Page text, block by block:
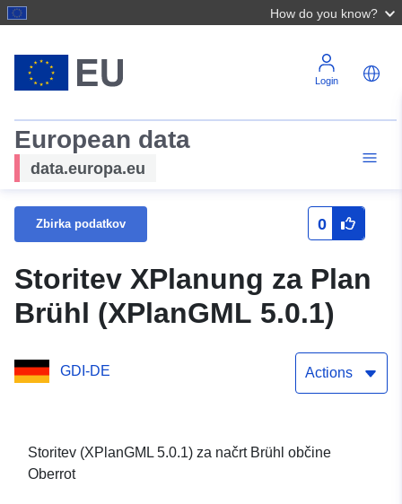
How do you know?
Login
European data
data.europa.eu
Zbirka podatkov 0
Storitev XPlanung za Plan
Brühl (XPlanGML 5.0.1)
GDI-DE Actions
Storitev (XPlanGML 5.0.1) za načrt Brühl občine
Oberrot